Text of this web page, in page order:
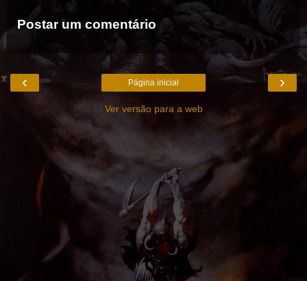
Postar um comentário
‹ ›
Página inicial
Ver versão para a web